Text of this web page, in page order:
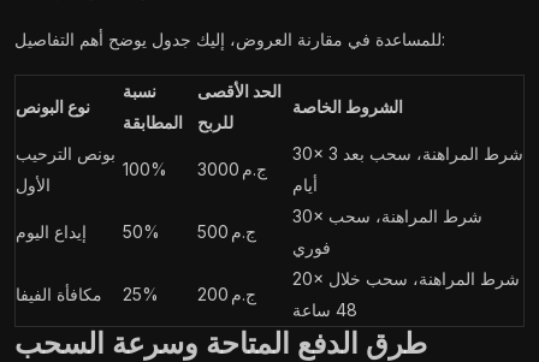
للمساعدة في مقارنة العروض، إليك جدول يوضح أهم التفاصيل:
نوع البونص
نسبة
المطابقة
الحد الأقصى
للربح
الشروط الخاصة
بونص الترحيب
الأول
100% 3000 ج.م
30× شرط المراهنة، سحب بعد 3
أيام
إيداع اليوم 50% 500 ج.م
30× شرط المراهنة، سحب
فوري
مكافأة الفيفا 25% 200 ج.م
20× شرط المراهنة، سحب خلال
48 ساعة
طرق الدفع المتاحة وسرعة السحب